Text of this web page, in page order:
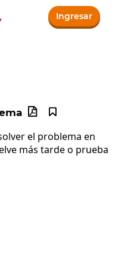
Ingresar


el problema en
más tarde o prueba